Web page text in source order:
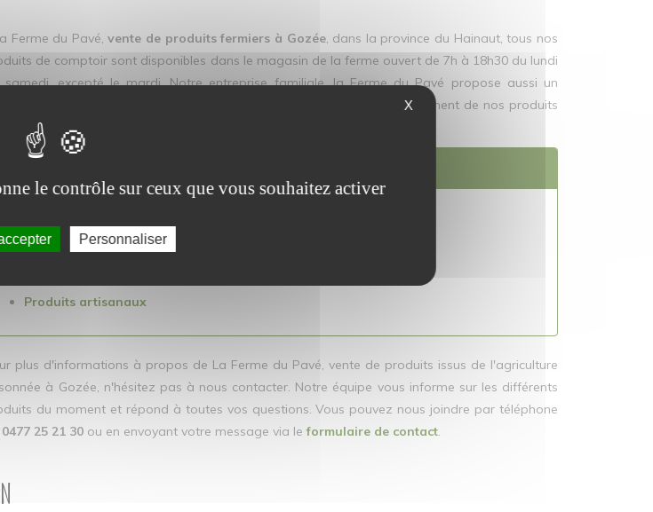
Ferme du Pavé,vente de produits fermiers à Gozée, dans la province du Hainaut, tous nos
de comptoir sont disponibles dans le magasin de la ferme ouvert de 7h à 18h30 du lundi
samedi, excepté le mardi. Notre entreprise familiale, la Ferme du Pavé propose aussi un
de livraison à domicile, pour que vous puissiez bénéficier à tout moment de nos produits
de l'agriculture raisonnée sans avoir à vous déplacer.
Viandes et volailles
Légumes de saison
Produits artisanaux
plus d'informations à propos de La Ferme du Pavé, vente de produits issus de l'agriculture
à Gozée, n'hésitez pas à nous contacter. Notre équipe vous informe sur les différents
du moment et répond à toutes vos questions. Vous pouvez nous joindre par téléphone
0477 25 21 30 ou en envoyant votre message via leformulaire de contact
X
le contrôle sur ceux que vous souhaitez activer
Personnaliser